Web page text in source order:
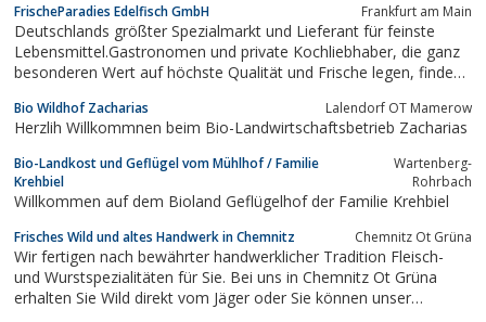
FrischeParadies Edelfisch GmbH Frankfurt am Main
Deutschlands größter Spezialmarkt und Lieferant für feinste
Lebensmittel.Gastronomen und private Kochliebhaber, die ganz
besonderen Wert auf höchste Qualität und Frische legen, finden
Meeresfrüchten, Fleisch, Geflügel und Wild, Obst und Gemüse,
Pasta, Wein, Champagner,...
Bio Wildhof Zacharias Lalendorf OT Mamerow
Herzlih Willkommnen beim Bio-Landwirtschaftsbetrieb Zacharias
Bio-Landkost und Geflügel vom Mühlhof / Familie
Krehbiel
Wartenberg-
Rohrbach
Willkommen auf dem Bioland Geflügelhof der Familie Krehbiel
Frisches Wild und altes Handwerk in Chemnitz Chemnitz Ot Grüna
Wir fertigen nach bewährter handwerklicher Tradition Fleisch-
und Wurstspezialitäten für Sie. Bei uns in Chemnitz Ot Grüna
erhalten Sie Wild direkt vom Jäger oder Sie können unser